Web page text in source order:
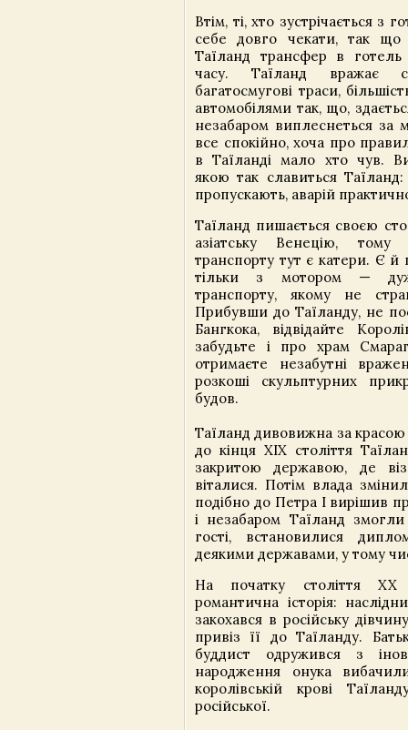
Втім, ті, хто зустрічається з
себе довго чекати, так що
Таїланд трансфер в
часу. Таїланд вражає
багатосмугові траси,
автомобілями так, що,
незабаром виплеснеться за
все спокійно, хоча про
в Таїланді мало хто чув.
якою так славиться
пропускають, аварій
Таїланд пишається своєю
азіатську Венецію,
транспорту тут є катери. Є й
тільки з мотором —
транспорту, якому не
Прибувши до Таїланду, не
Бангкока, відвідайте
забудьте і про храм
отримаєте незабутні
розкоші скульптурних
будов.
Таїланд дивовижна за
до кінця XIX століття
закритою державою, де
віталися. Потім влада
подібно до Петра I вирішив
і незабаром Таїланд змогли
гості, встановилися
деякими державами, у тому
На початку століття XX
романтична історія:
закохався в російську
привіз її до Таїланду.
буддист одружився з
народження онука
королівській крові
російської.